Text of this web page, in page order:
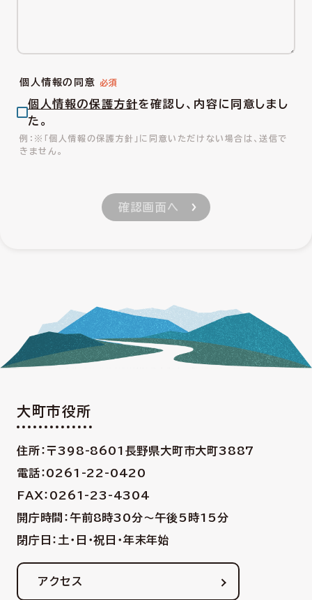
個人情報の同意
個人情報の保護方針を確認し、内容に同意しまし
た。
※「個人情報の保護方針」に同意いただけない場合は、送信で
きません。
大町市役所
住所：〒398-8601 長野県大町市大町3887
電話：0261-22-0420
FAX：0261-23-4304
開庁時間：午前8時30分〜午後5時15分
閉庁日：土・日・祝日・年末年始
アクセス